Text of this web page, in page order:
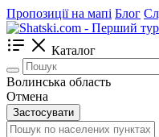
Пропозиції на мапі Блог
Каталог
Волинська область
Отмена
Застосувати